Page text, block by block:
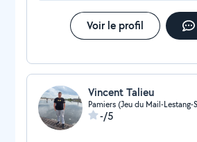
Voir le profil
Vincent Talieu
-/5